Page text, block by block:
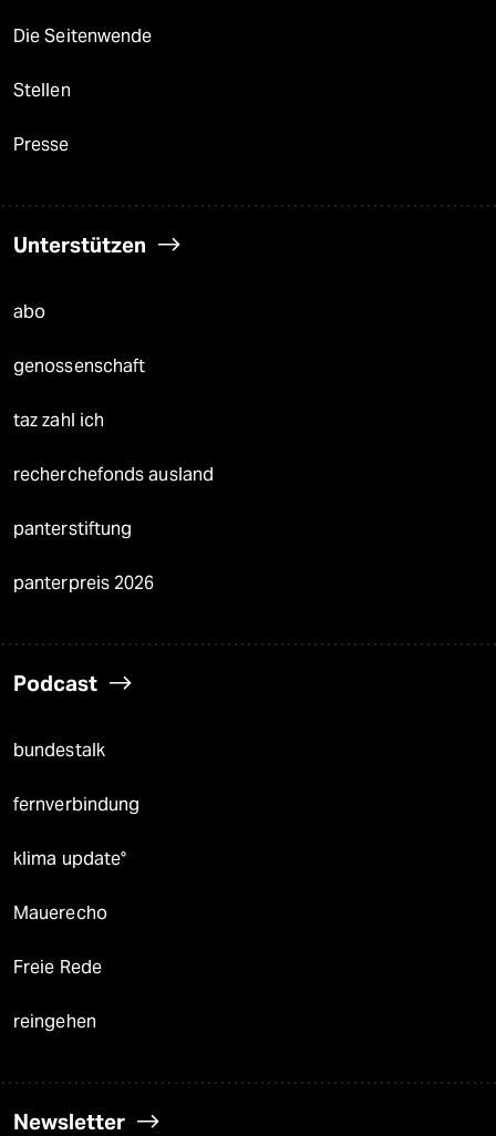
Die Seitenwende
Stellen
Presse
Unterstützen
abo
genossenschaft
taz zahl ich
recherchefonds ausland
panterstiftung
panterpreis 2026
Podcast
bundestalk
fernverbindung
klima update°
Mauerecho
Freie Rede
reingehen
Newsletter